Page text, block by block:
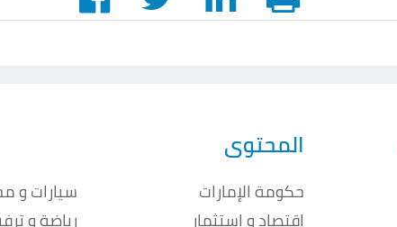
المحتوى
حكومة الإمارات
اقتصاد و استثمار
سيارات و
رياضة و